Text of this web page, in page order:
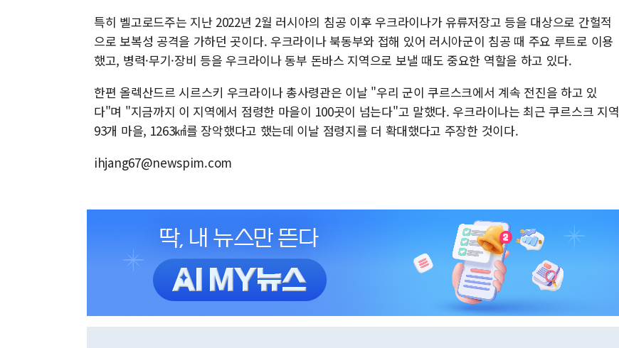
특히 벨고로드주는 지난 2022년 2월 러시아의 침공 이후 우크라이나가 유류저장고 등을 대상으로 간헐적
으로 보복성 공격을 가하던 곳이다. 우크라이나 북동부와 접해 있어 러시아군이 침공 때 주요 루트로 이용
했고, 병력·무기·장비 등을 우크라이나 동부 돈바스 지역으로 보낼 때도 중요한 역할을 하고 있다.
한편 올렉산드르 시르스키 우크라이나 총사령관은 이날 "우리 군이 쿠르스크에서 계속 전진을 하고 있
다"며 "지금까지 이 지역에서 점령한 마을이 100곳이 넘는다"고 말했다. 우크라이나는 최근 쿠르스크 지역
93개 마을, 1263㎢를 장악했다고 했는데 이날 점령지를 더 확대했다고 주장한 것이다.
ihjang67@newspim.com